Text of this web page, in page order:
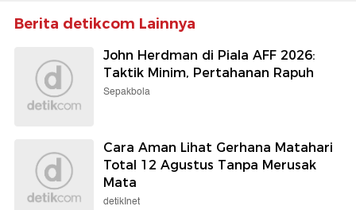
Berita detikcom Lainnya
John Herdman di Piala AFF 2026:
Taktik Minim, Pertahanan Rapuh
Sepakbola
Cara Aman Lihat Gerhana Matahari
Total 12 Agustus Tanpa Merusak
Mata
detikInet